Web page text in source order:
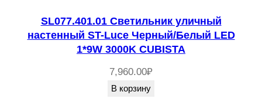
SL077.401.01 Светильник уличный
настенный ST-Luce Черный/Белый LED
1*9W 3000K CUBISTA
7,960.00₽
В корзину